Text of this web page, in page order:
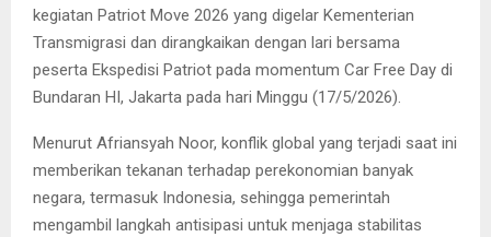
kegiatan Patriot Move 2026 yang digelar Kementerian
Transmigrasi dan dirangkaikan dengan lari bersama
peserta Ekspedisi Patriot pada momentum Car Free Day di
Bundaran HI, Jakarta pada hari Minggu (17/5/2026).
Menurut Afriansyah Noor, konflik global yang terjadi saat ini
memberikan tekanan terhadap perekonomian banyak
negara, termasuk Indonesia, sehingga pemerintah
mengambil langkah antisipasi untuk menjaga stabilitas